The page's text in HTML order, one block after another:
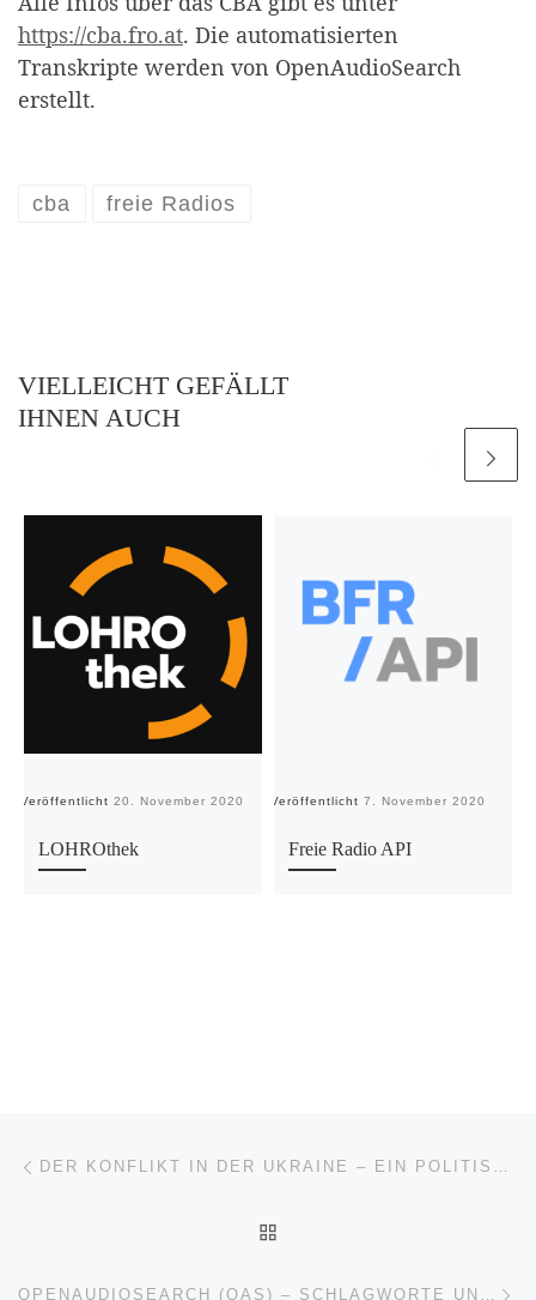
https://cba.fro.at. Die automatisierten
Transkripte werden von OpenAudioSearch
erstellt.
cba freie Radios
VIELLEICHT GEFÄLLT
IHNEN AUCH
Veröffentlicht 20. November 2020
LOHROthek
Veröffentlicht 7. November 2020
Freie Radio API
Beitragsnavigation DER KONFLIKT IN DER UKRAINE – EIN POLITISCHER UND KULTURGESCHICHTLICHER KONTEXT AUS DER SICHT EINES SLAWISTEN
OPENAUDIOSEARCH (OAS) – SCHLAGWORTE UND RECHERCHE